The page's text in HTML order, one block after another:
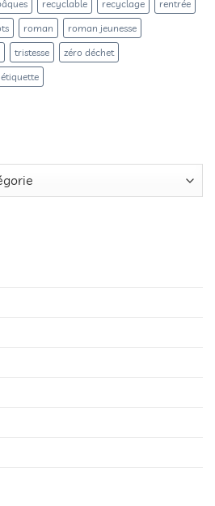
recyclable recyclage
rentrée
roman
roman jeunesse
tristesse
zéro déchet
étiquette